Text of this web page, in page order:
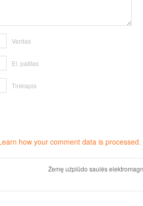
Vardas
El. paštas
Tinklapis
how your comment data is processed.
Žemę užplūdo saulės